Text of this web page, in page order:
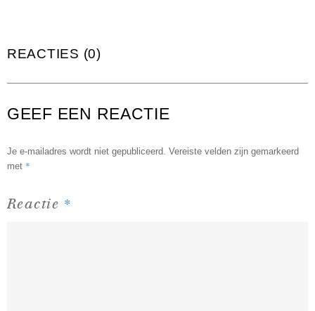
REACTIES (0)
GEEF EEN REACTIE
Je e-mailadres wordt niet gepubliceerd. Vereiste velden zijn gemarkeerd
met *
Reactie *